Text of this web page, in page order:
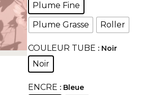
Plume Fine
Plume Grasse
Roller
COULEUR TUBE : Noir
Noir
ENCRE : Bleue